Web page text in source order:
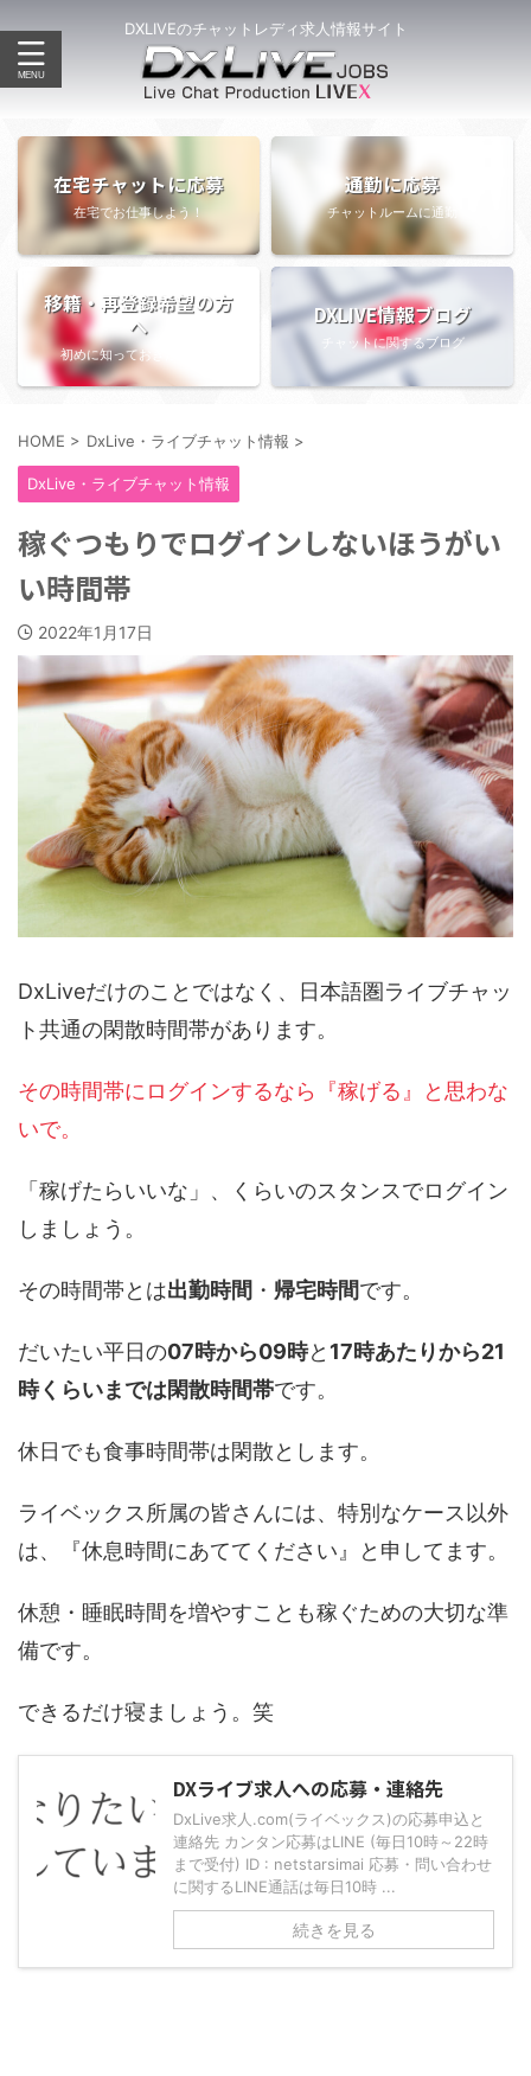
DXLIVEのチャットレディ求人情報サイト
在宅チャットに応募
在宅でお仕事しよう！
通勤に応募
チャットルームに通勤
移籍・再登録希望の方
へ
初めに知っておきたい情報
DXLIVE情報ブログ
チャットに関するブログ
HOME > DxLive・ライブチャット情報 >
DxLive・ライブチャット情報
稼ぐつもりでログインしないほうがい
い時間帯
2022年1月17日
DxLiveだけのことではなく、日本語圏ライブチャッ
ト共通の閑散時間帯があります。
その時間帯にログインするなら『稼げる』と思わな
いで。
「稼げたらいいな」、くらいのスタンスでログイン
しましょう。
その時間帯とは出勤時間 ・ 帰宅時間です。
だいたい平日の07時から09時と 17時あたりから21
時くらいまでは閑散時間帯です。
休日でも食事時間帯は閑散とします。
ライベックス所属の皆さんには、特別なケース以外
は、『休息時間にあててください』と申してます。
休憩・睡眠時間を増やすことも稼ぐための大切な準
備です。
できるだけ寝ましょう。笑
DXライブ求人への応募・連絡先
DxLive求人.com(ライベックス)の応募申込と
連絡先 カンタン応募はLINE (毎日10時～22時
まで受付) ID : netstarsimai 応募・問い合わせ
に関するLINE通話は毎日10時 ...
続きを見る